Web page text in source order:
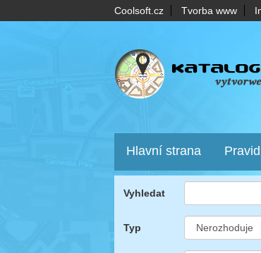
Coolsoft.cz Tvorba www
Hlavní strana
Vyhledat
Typ